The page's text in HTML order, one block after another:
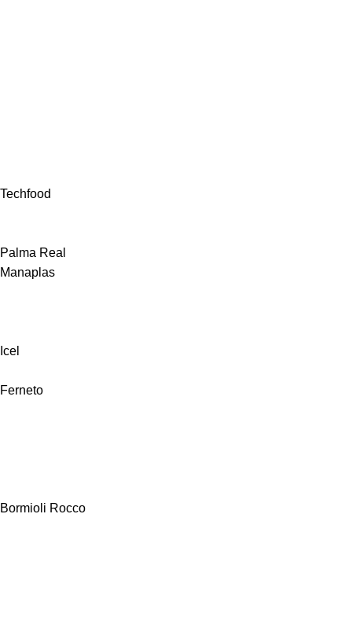
Techfood
Palma Real
Manaplas
Icel
Ferneto
Bormioli Rocco